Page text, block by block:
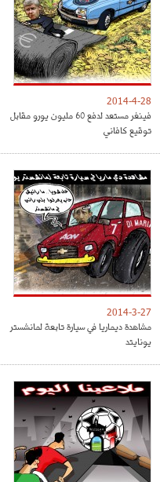
2014-4-28
فينغر مستعد لدفع 60 مليون يورو مقابل
توقيع كافاني
2014-3-27
مشاهدة ديماريا في سيارة تابعة لمانشستر
يونايتد